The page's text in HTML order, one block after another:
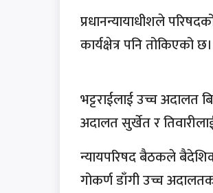
प्रधानन्यायाधीशले
कार्यक्षेत्र पनि तोकिएको छ।
भट्टराईलाई उच्च अदालत
अदालत सुर्खेत र
न्यायपरिषद बैठकले
गोकर्ण डाँगी उच्च